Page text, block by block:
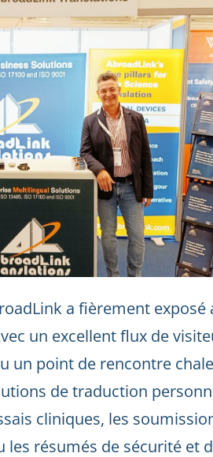
a fièrement exposé
un excellent flux de
un point de rencontre
de traduction
cliniques, les
les résumés de sécurité et